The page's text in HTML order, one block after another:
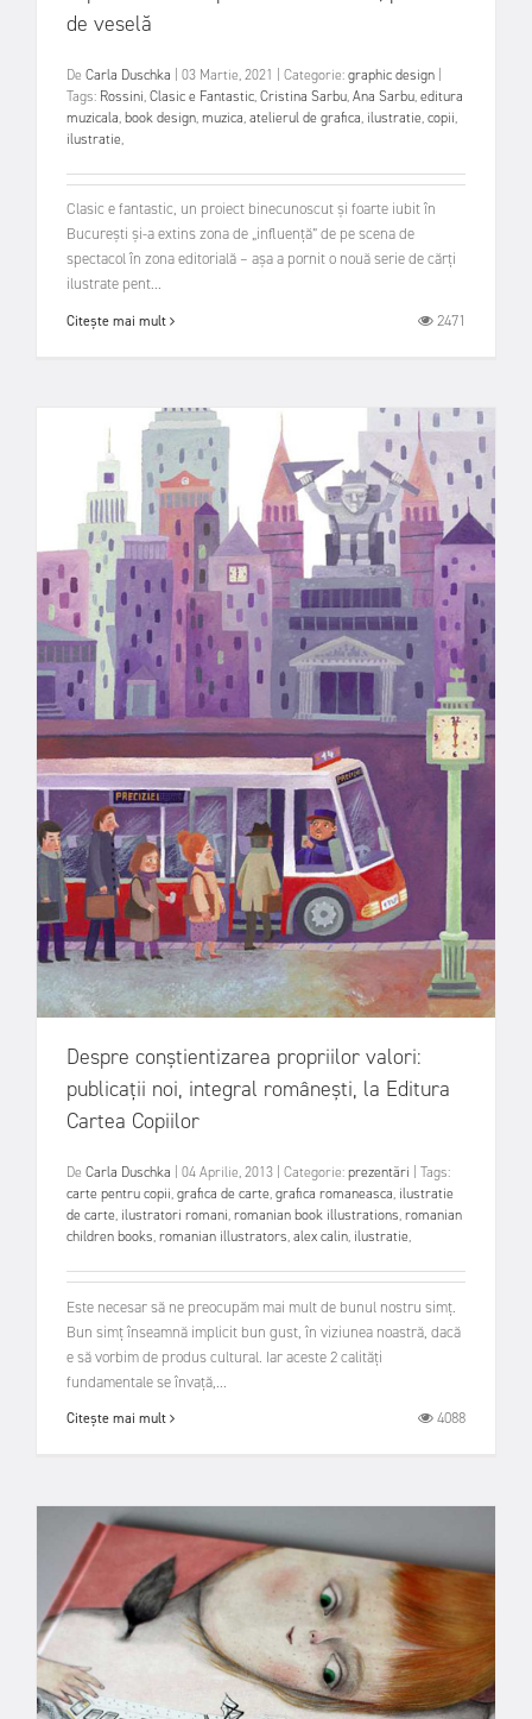
de veselă
De Carla Duschka 03 Martie, 2021 Categorie:graphic design
Tags: Rossini,Clasic e Fantastic,Cristina Sarbu,Ana Sarbu,editura
muzicala,book design,muzica,atelierul de grafica, ilustratie,copii,
ilustratie,
Clasic e fantastic, un proiect binecunoscut și foarte iubit în
București și-a extins zona de „influență” de pe scena de
spectacol în zona editorială – așa a pornit o nouă serie de cărți
ilustrate pent...
Citește mai mult 2471
Despre conștientizarea propriilor valori:
publicații noi, integral românești, la Editura
Cartea Copiilor
De Carla Duschka 04 Aprilie, 2013 Categorie:prezentări
Tags:
carte pentru copii,grafica de carte,grafica romaneasca, ilustratie
de carte, ilustratori romani,romanian book illustrations,romanian
children books,romanian illustrators,alex calin, ilustratie,
Este necesar să ne preocupăm mai mult de bunul nostru simț.
Bun simț înseamnă implicit bun gust, în viziunea noastră, dacă
e să vorbim de produs cultural. Iar aceste 2 calități
fundamentale se învață,...
Citește mai mult 4088